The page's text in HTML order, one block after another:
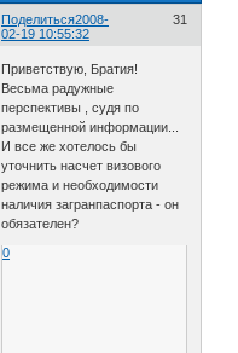
Поделиться 31
2008-
02-19 10:55:32
Приветствую, Братия!
Весьма радужные
перспективы , судя по
размещенной информации...
И все же хотелось бы
уточнить насчет визового
режима и необходимости
наличия загранпаспорта - он
обязателен?
0